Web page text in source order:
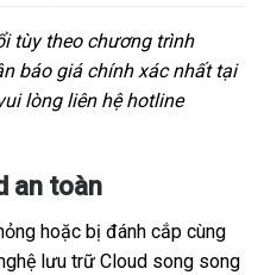
tùy theo chương trình
báo giá chính xác nhất tại
lòng liên hệ hotline
an toàn
hoặc bị đánh cắp cùng
lưu trữ Cloud song song